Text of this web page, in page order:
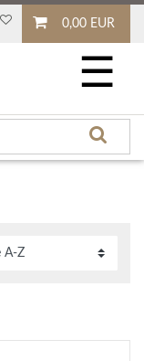
0,00 EUR
☰